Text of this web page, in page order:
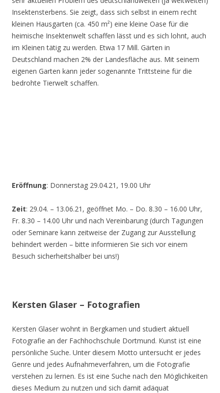
Insektensterbens. Sie zeigt, dass sich selbst in einem recht
kleinen Hausgarten (ca. 450 m²) eine kleine Oase für die
heimische Insektenwelt schaffen lässt und es sich lohnt, auch
im Kleinen tätig zu werden. Etwa 17 Mill. Gärten in
Deutschland machen 2% der Landesfläche aus. Mit seinem
eigenen Garten kann jeder sogenannte Trittsteine für die
bedrohte Tierwelt schaffen.
Eröffnung: Donnerstag 29.04.21, 19.00 Uhr
Zeit: 29.04. – 13.06.21, geöffnet Mo. – Do. 8.30 – 16.00 Uhr,
Fr. 8.30 – 14.00 Uhr und nach Vereinbarung (durch Tagungen
oder Seminare kann zeitweise der Zugang zur Ausstellung
behindert werden – bitte informieren Sie sich vor einem
Besuch sicherheitshalber bei uns!)
Kersten Glaser – Fotografien
Kersten Glaser wohnt in Bergkamen und studiert aktuell
Fotografie an der Fachhochschule Dortmund. Kunst ist eine
persönliche Suche. Unter diesem Motto untersucht er jedes
Genre und jedes Aufnahmeverfahren, um die Fotografie
verstehen zu lernen. Es ist eine Suche nach den Möglichkeiten
dieses Medium zu nutzen und sich damit adäquat